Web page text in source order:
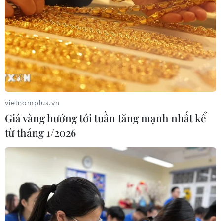
động cho nhà phát triển
06/08/2026 06:40
Doanh thu AI của Microsoft phụ
thuộc phần lớn vào đối tác OpenAI
06/08/2026 06:31
Tây Ninh: Tạo điều kiện hình thành
doanh nghiệp công nghệ chiến lược
Việt Nam hướng tới làm
vietnamplus.vn
Giá vàng hướng tới tuần tăng mạnh nhất kể
từ tháng 1/2026